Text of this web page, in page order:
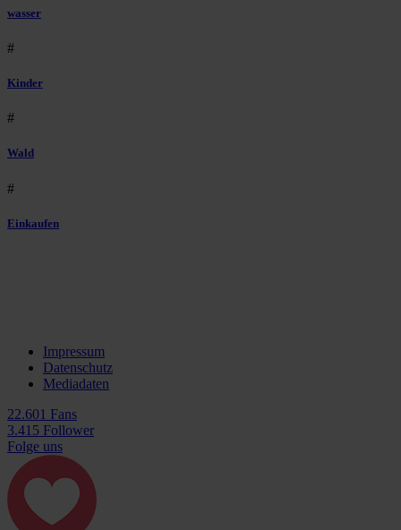
wasser
#
Kinder
#
Wald
#
Einkaufen
Impressum
Datenschutz
Mediadaten
22.601 Fans
3.415 Follower
Folge uns